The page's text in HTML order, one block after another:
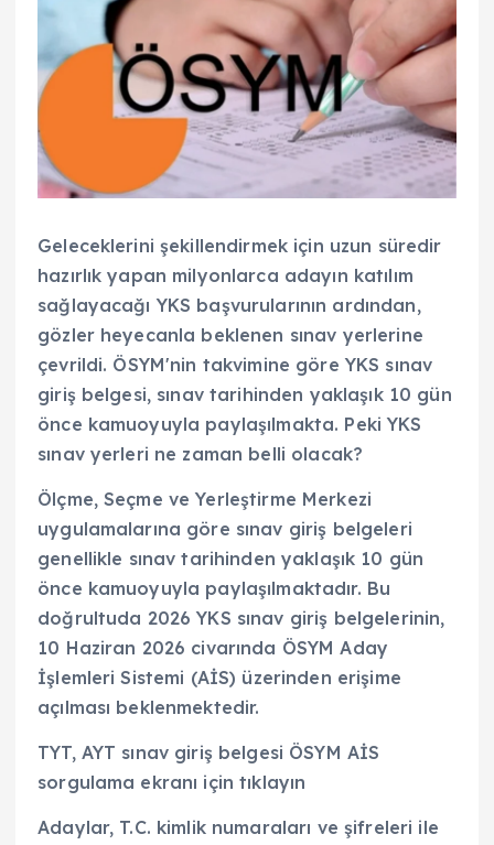
Geleceklerini şekillendirmek için uzun süredir
hazırlık yapan milyonlarca adayın katılım
sağlayacağı YKS başvurularının ardından,
gözler heyecanla beklenen sınav yerlerine
çevrildi. ÖSYM'nin takvimine göre YKS sınav
giriş belgesi, sınav tarihinden yaklaşık 10 gün
önce kamuoyuyla paylaşılmakta. Peki YKS
sınav yerleri ne zaman belli olacak?
Ölçme, Seçme ve Yerleştirme Merkezi
uygulamalarına göre sınav giriş belgeleri
genellikle sınav tarihinden yaklaşık 10 gün
önce kamuoyuyla paylaşılmaktadır. Bu
doğrultuda 2026 YKS sınav giriş belgelerinin,
10 Haziran 2026 civarında ÖSYM Aday
İşlemleri Sistemi (AİS) üzerinden erişime
açılması beklenmektedir.
TYT, AYT sınav giriş belgesi ÖSYM AİS
sorgulama ekranı için tıklayın
Adaylar, T.C. kimlik numaraları ve şifreleri ile